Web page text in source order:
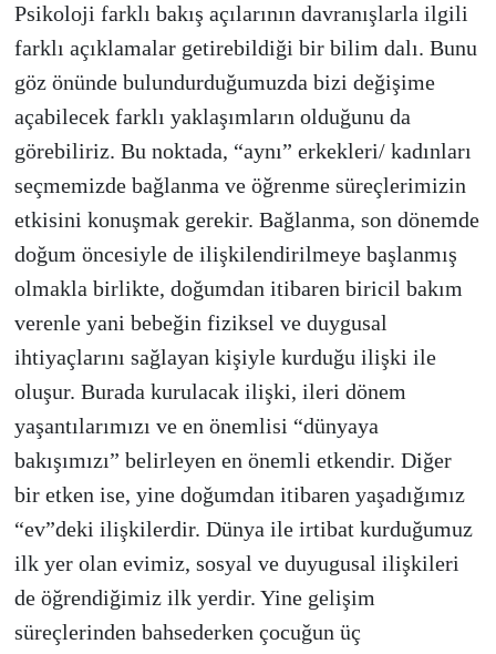
Psikoloji farklı bakış açılarının davranışlarla ilgili
farklı açıklamalar getirebildiği bir bilim dalı. Bunu
göz önünde bulundurduğumuzda bizi değişime
açabilecek farklı yaklaşımların olduğunu da
görebiliriz. Bu noktada, “aynı” erkekleri/ kadınları
seçmemizde bağlanma ve öğrenme süreçlerimizin
etkisini konuşmak gerekir. Bağlanma, son dönemde
doğum öncesiyle de ilişkilendirilmeye başlanmış
olmakla birlikte, doğumdan itibaren biricil bakım
verenle yani bebeğin fiziksel ve duygusal
ihtiyaçlarını sağlayan kişiyle kurduğu ilişki ile
oluşur. Burada kurulacak ilişki, ileri dönem
yaşantılarımızı ve en önemlisi “dünyaya
bakışımızı” belirleyen en önemli etkendir. Diğer
bir etken ise, yine doğumdan itibaren yaşadığımız
“ev”deki ilişkilerdir. Dünya ile irtibat kurduğumuz
ilk yer olan evimiz, sosyal ve duyugusal ilişkileri
de öğrendiğimiz ilk yerdir. Yine gelişim
süreçlerinden bahsederken çocuğun üç